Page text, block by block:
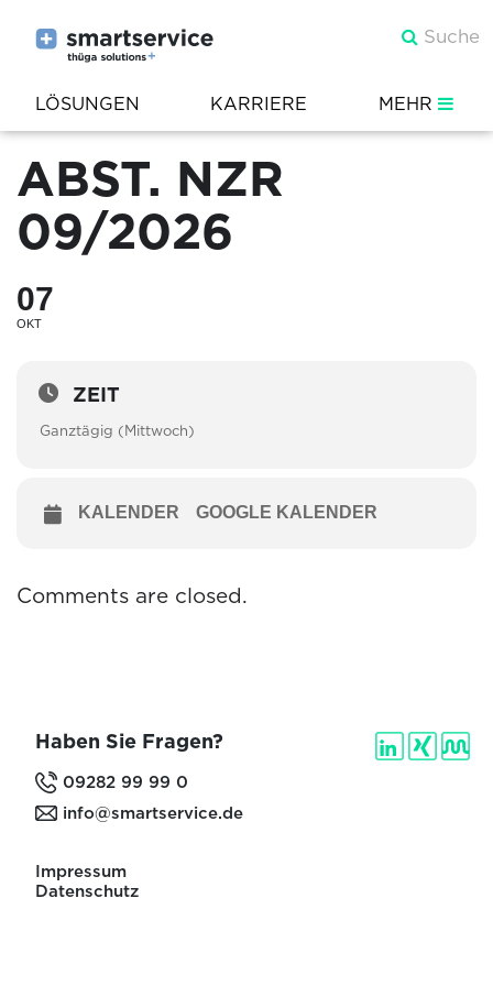
LÖSUNGEN KARRIERE MEHR
ABST. NZR
09/2026
07
OKT
ZEIT
Ganztägig (Mittwoch)
KALENDER GOOGLE KALENDER
Comments are closed.
Haben Sie Fragen?
09282 99 99 0
info@smartservice.de
Impressum
Datenschutz